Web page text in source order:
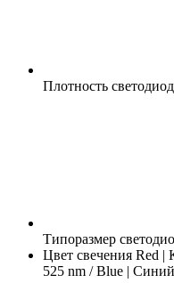
Плотность
Типоразмер
Цвет свечения Red |
525 nm / Blue |